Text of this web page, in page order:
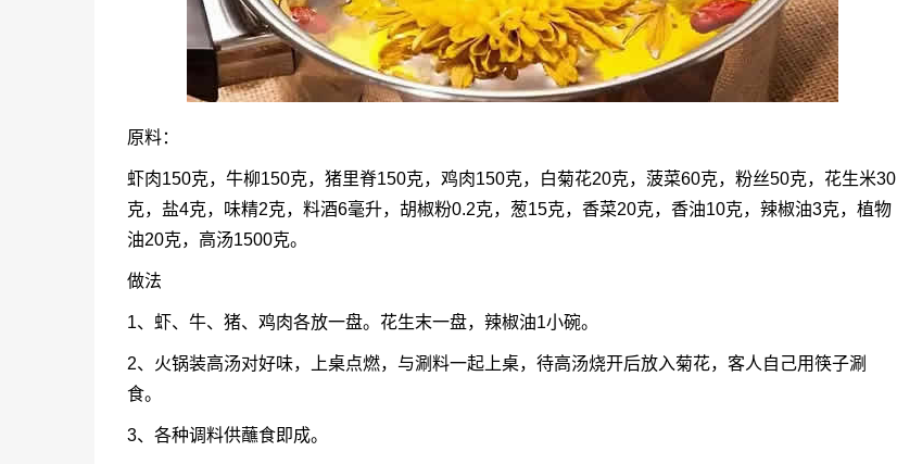
原料：
虾肉150克，牛柳150克，猪里脊150克，鸡肉150克，白菊花20克，菠菜60克，粉丝50克，花生米30
克，盐4克，味精2克，料酒6毫升，胡椒粉0.2克，葱15克，香菜20克，香油10克，辣椒油3克，植物
油20克，高汤1500克。
做法
1、虾、牛、猪、鸡肉各放一盘。花生末一盘，辣椒油1小碗。
2、火锅装高汤对好味，上桌点燃，与涮料一起上桌，待高汤烧开后放入菊花，客人自己用筷子涮
食。
3、各种调料供蘸食即成。